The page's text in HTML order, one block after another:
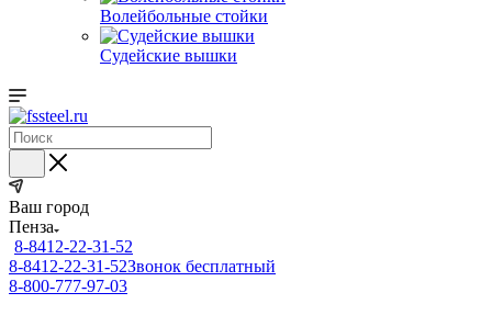
Волейбольные стойки
Судейские вышки
Ваш город
Пенза
8-8412-22-31-52
8-8412-22-31-52Звонок бесплатный
8-800-777-97-03